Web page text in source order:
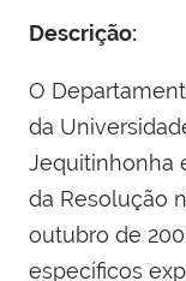
Descrição:
O
da
Jequitinhonha
da Resolução
outubro de
específicos